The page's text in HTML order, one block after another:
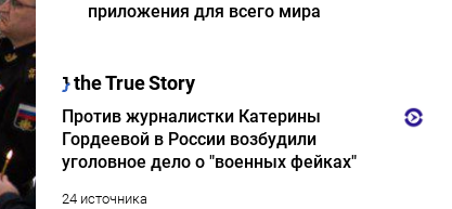
приложения для всего мира